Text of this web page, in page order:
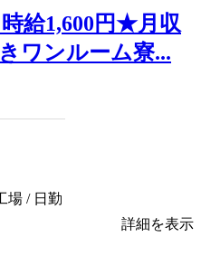
給1,600円★月収
ワンルーム寮...
場 / 日勤
詳細を表示